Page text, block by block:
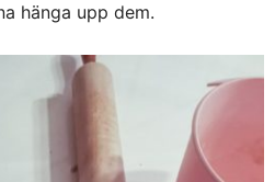
hänga upp dem.